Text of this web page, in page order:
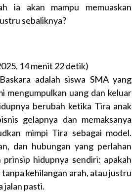
ia akan mampu memuaskan
sebaliknya?
14 menit 22 detik)
adalah siswa SMA yang
mengumpulkan uang dan keluar
berubah ketika Tira anak
gelapnya dan memaksanya
mimpi Tira sebagai model.
dan hubungan yang perlahan
hidupnya sendiri: apakah
kehilangan arah, atau justru
jalan pasti.